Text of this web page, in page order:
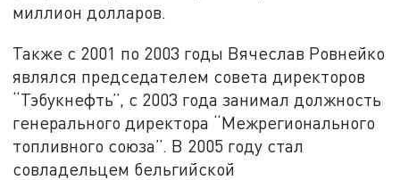
миллион долларов.
Также с 2001 по 2003 годы Вячеслав Ровнейко
являлся председателем совета директоров
“Тэбукнефть”, с 2003 года занимал должность
генерального директора “Межрегионального
топливного союза”. В 2005 году стал
совладельцем бельгийской